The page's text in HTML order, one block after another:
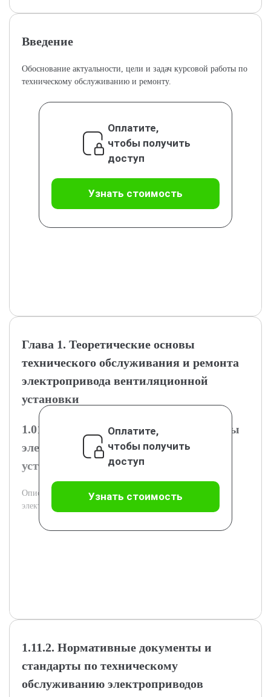
Введение
Обоснование актуальности, цели и задач курсовой работы по
техническому обслуживанию и ремонту.
Оплатите,
чтобы получить
доступ
Узнать стоимость
Глава 1. Теоретические основы
технического обслуживания и ремонта
электропривода вентиляционной
установки
1.01.1. Конструкция и принцип работы
электропривода вентиляционной
установки
Описание конструкции и принципа действия
электропривода в вентиляционной системе.
Оплатите,
чтобы получить
доступ
Узнать стоимость
1.11.2. Нормативные документы и
стандарты по техническому
обслуживанию электроприводов